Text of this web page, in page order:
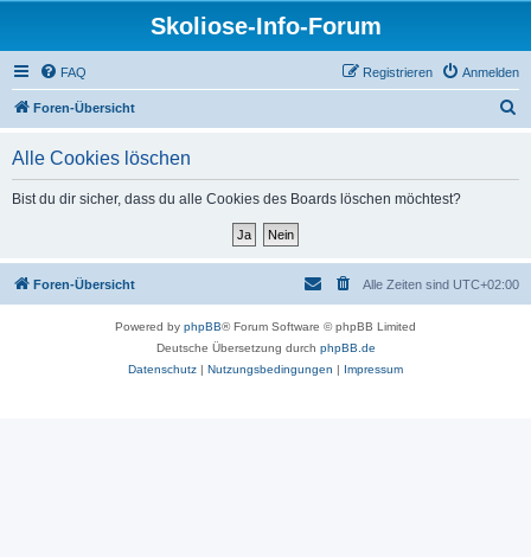
Skoliose-Info-Forum
FAQ Anmelden
Registrieren
Foren-Übersicht
Alle Cookies löschen
Bist du dir sicher, dass du alle Cookies des Boards löschen möchtest?
Foren-Übersicht Alle Zeiten sind UTC+02:00
Powered by phpBB® Forum Software © phpBB Limited
Deutsche Übersetzung durch phpBB.de
Datenschutz | Nutzungsbedingungen | Impressum